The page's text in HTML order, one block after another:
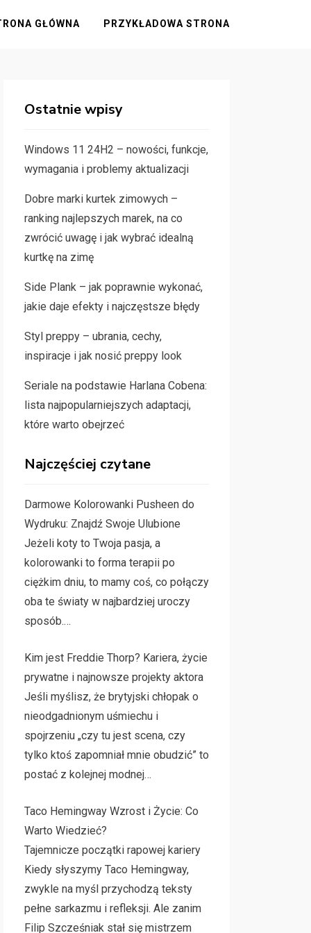
GŁÓWNA PRZYKŁADOWA STRONA
Ostatnie wpisy
Windows 11 24H2 – nowości, funkcje,
wymagania i problemy aktualizacji
Dobre marki kurtek zimowych –
ranking najlepszych marek, na co
zwrócić uwagę i jak wybrać idealną
kurtkę na zimę
Side Plank – jak poprawnie wykonać,
jakie daje efekty i najczęstsze błędy
Styl preppy – ubrania, cechy,
inspiracje i jak nosić preppy look
Seriale na podstawie Harlana Cobena:
lista najpopularniejszych adaptacji,
które warto obejrzeć
Najczęściej czytane
Darmowe Kolorowanki Pusheen do
Wydruku: Znajdź Swoje Ulubione
Jeżeli koty to Twoja pasja, a
kolorowanki to forma terapii po
ciężkim dniu, to mamy coś, co połączy
oba te światy w najbardziej uroczy
sposób.…
Kim jest Freddie Thorp? Kariera, życie
prywatne i najnowsze projekty aktora
Jeśli myślisz, że brytyjski chłopak o
nieodgadnionym uśmiechu i
spojrzeniu „czy tu jest scena, czy
tylko ktoś zapomniał mnie obudzić” to
postać z kolejnej modnej…
Taco Hemingway Wzrost i Życie: Co
Warto Wiedzieć?
Tajemnicze początki rapowej kariery
Kiedy słyszymy Taco Hemingway,
zwykle na myśl przychodzą teksty
pełne sarkazmu i refleksji. Ale zanim
Filip Szcześniak stał się mistrzem